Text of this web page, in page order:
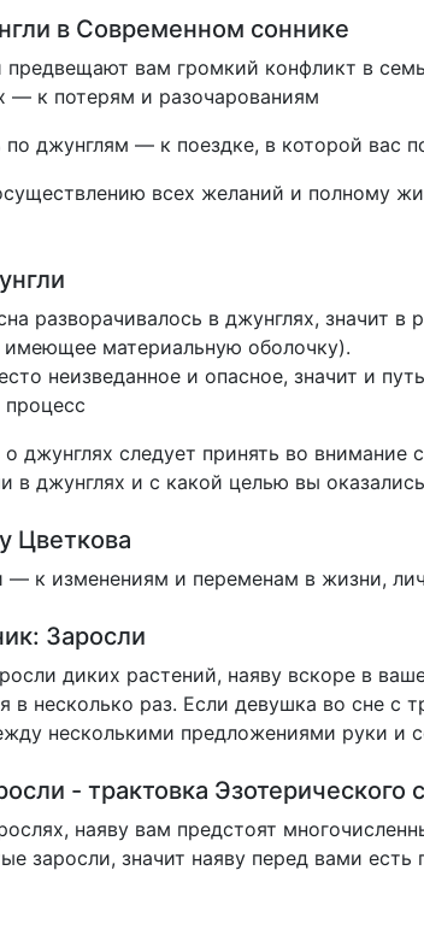
в Современном соннике
вам громкий конфликт в
— к потерям и разочарованиям
джунглям — к поездке, в которой вас
всех желаний и полному
разворачивалось в джунглях, значит
имеющее материальную оболочку).
неизведанное и опасное, значит и
джунглях следует принять во
в джунглях и с какой целью вы
Цветкова
— к изменениям и переменам в жизни,
Заросли
диких растений, наяву вскоре в
в несколько раз. Если девушка во сне с
несколькими предложениями руки и
- трактовка Эзотерического
наяву вам предстоят
заросли, значит наяву перед вами